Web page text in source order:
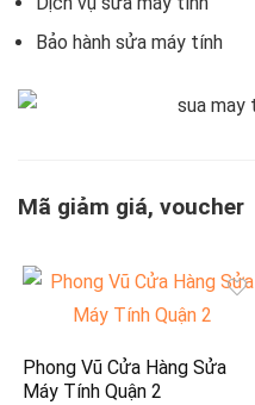
Bảo hành sửa máy tính
Mã giảm giá, voucher
Phong Vũ Cửa Hàng Sửa
Máy Tính Quận 2